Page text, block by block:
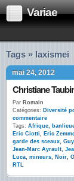
Variae
Tags » laxismei
mai 24, 2012
Par Romain
Catégories: Diversité
commentaire
Tags: Afrique,
Eric Ciotti, Eric
garde des sceaux,
Jean-Marc Ayrault,
Luca, mineurs, Noir,
RTL